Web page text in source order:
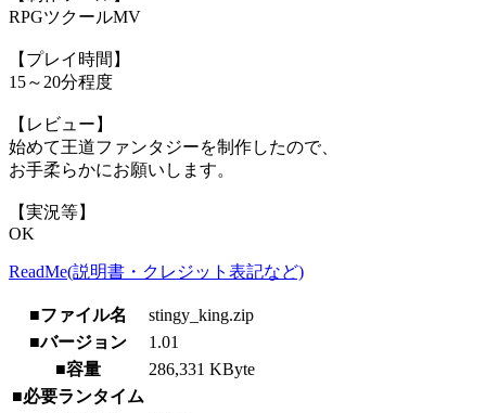
RPGツクールMV
【プレイ時間】
15～20分程度
【レビュー】
始めて王道ファンタジーを制作したので、
お手柔らかにお願いします。
【実況等】
OK
ReadMe(説明書・クレジット表記など)
■ファイル名
stingy_king.zip
■バージョン
1.01
■容量
286,331 KByte
■必要ランタイム